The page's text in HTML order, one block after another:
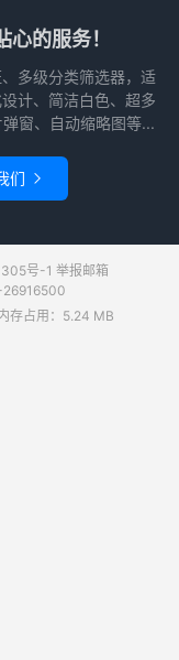
的服务！
多级分类筛选器，适
计、简洁白色、超多
窗、自动缩略图等...
们 
号-1 举报邮箱
存占用：5.24 MB